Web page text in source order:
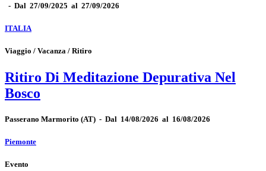
- Dal 27/09/2025 al 27/09/2026
ITALIA
Viaggio / Vacanza / Ritiro
Ritiro Di Meditazione Depurativa Nel
Bosco
Passerano Marmorito (AT) - Dal 14/08/2026 al 16/08/2026
Piemonte
Evento